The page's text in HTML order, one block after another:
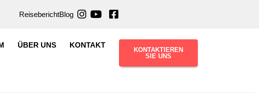
ReiseberichtBlog
ÜBER UNS KONTAKT
KONTAKTIEREN
SIE UNS